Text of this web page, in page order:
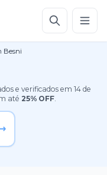
Besni
e verificados em 14 de
até 25% OFF.